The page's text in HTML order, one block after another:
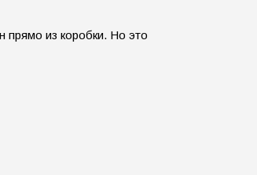
прямо из коробки. Но это